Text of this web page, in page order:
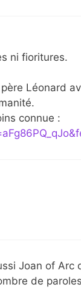
ni fioritures.
Léonard
connue :
Joan of
de